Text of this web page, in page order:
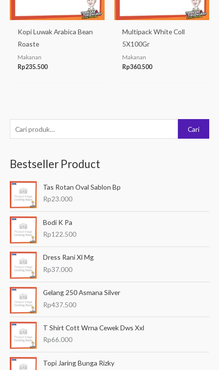
e
c
a
u
n
u
Cari
Bestseller Product
Tas Rotan Oval Sablon Bp
Rp23.000
Bodi K Pa
Rp122.500
Dress Rani Xl Mg
Rp37.000
Gelang 250 Asmana Silver
Rp437.500
T Shirt Cott Wrna Cewek Dws Xxl
Rp66.000
Topi Jaring Bunga Rizky
Kopi Luwak Arabica Bean
Roaste
Makanan
Rp235.500
Multipack White Coll
5X100Gr
Makanan
Rp360.500